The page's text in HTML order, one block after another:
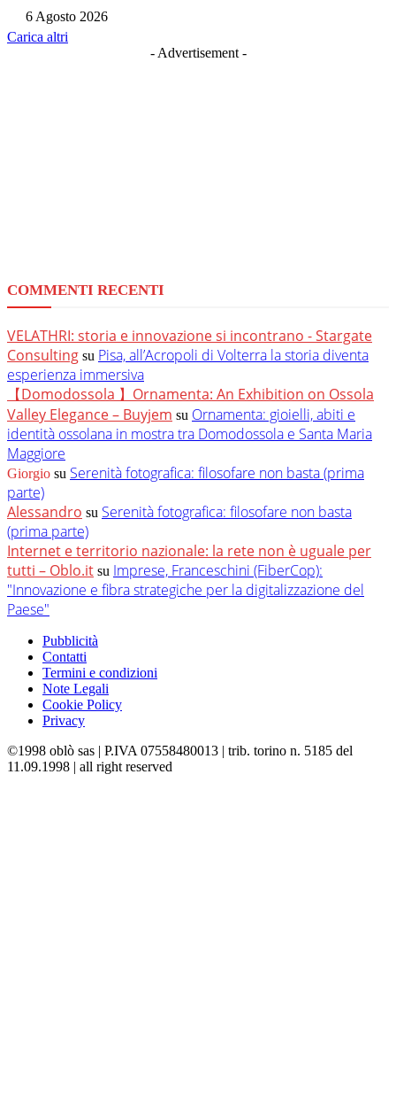
6 Agosto 2026
Carica altri
- Advertisement -
COMMENTI RECENTI
VELATHRI: storia e innovazione si incontrano - Stargate
Consulting su Pisa, all’Acropoli di Volterra la storia diventa
esperienza immersiva
【Domodossola 】Ornamenta: An Exhibition on Ossola
Valley Elegance – Buyjem su Ornamenta: gioielli, abiti e
identità ossolana in mostra tra Domodossola e Santa Maria
Maggiore
Giorgio su Serenità fotografica: filosofare non basta (prima
parte)
Alessandro su Serenità fotografica: filosofare non basta
(prima parte)
Internet e territorio nazionale: la rete non è uguale per
tutti – Oblo.it su Imprese, Franceschini (FiberCop):
"Innovazione e fibra strategiche per la digitalizzazione del
Paese"
Pubblicità
Contatti
Termini e condizioni
Note Legali
Cookie Policy
Privacy
©1998 oblò sas | P.IVA 07558480013 | trib. torino n. 5185 del
11.09.1998 | all right reserved